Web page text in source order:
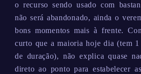
o recurso sendo usado com
não será abandonado, ainda o
bons momentos mais à frente.
curto que a maioria hoje dia (tem
de duração), não explica quase
direto ao ponto para estabelecer